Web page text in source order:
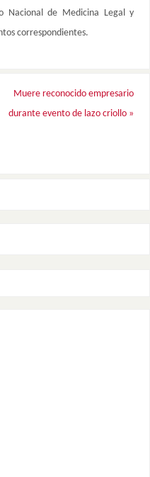
Nacional de Medicina Legal y
correspondientes.
Muere reconocido empresario
durante evento de lazo criollo »